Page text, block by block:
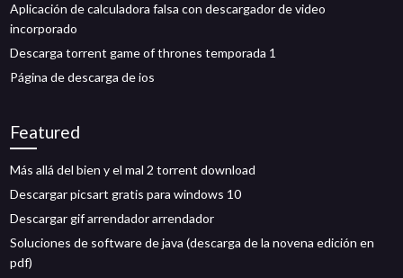
Aplicación de calculadora falsa con descargador de video
incorporado
Descarga torrent game of thrones temporada 1
Página de descarga de ios
Featured
Más allá del bien y el mal 2 torrent download
Descargar picsart gratis para windows 10
Descargar gif arrendador arrendador
Soluciones de software de java (descarga de la novena edición en
pdf)